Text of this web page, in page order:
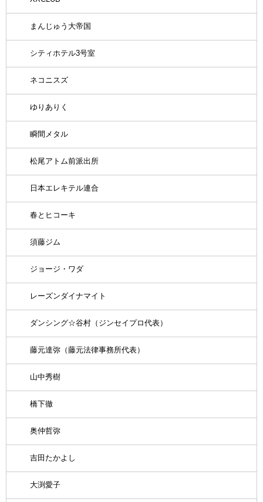
まんじゅう大帝国
シティホテル3号室
ネコニスズ
ゆりありく
瞬間メタル
松尾アトム前派出所
日本エレキテル連合
春とヒコーキ
須藤ジム
ジョージ・ワダ
レーズンダイナマイト
ダンシング☆谷村（ジンセイプロ代表）
藤元達弥（藤元法律事務所代表）
山中秀樹
橋下徹
奥仲哲弥
吉田たかよし
大渕愛子